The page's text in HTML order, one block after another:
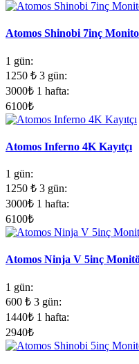
Atomos Shinobi 7inç
1 gün:
1250 ₺ 3 gün:
3000₺ 1 hafta:
6100₺
Atomos Inferno 4K Kayıtçı
1 gün:
1250 ₺ 3 gün:
3000₺ 1 hafta:
6100₺
Atomos Ninja V 5inç
1 gün:
600 ₺ 3 gün:
1440₺ 1 hafta:
2940₺